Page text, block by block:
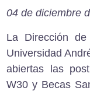
04 de diciembre
La Dirección de
Universidad
abiertas las
W30 y Becas